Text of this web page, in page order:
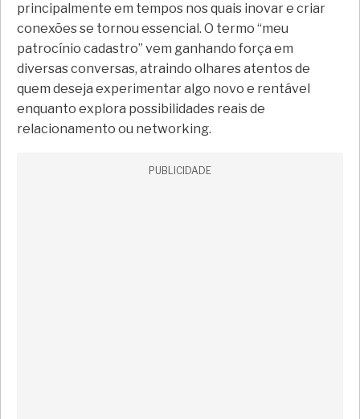
principalmente em tempos nos quais inovar e criar
conexões se tornou essencial. O termo “meu
patrocínio cadastro” vem ganhando força em
diversas conversas, atraindo olhares atentos de
quem deseja experimentar algo novo e rentável
enquanto explora possibilidades reais de
relacionamento ou networking.
PUBLICIDADE